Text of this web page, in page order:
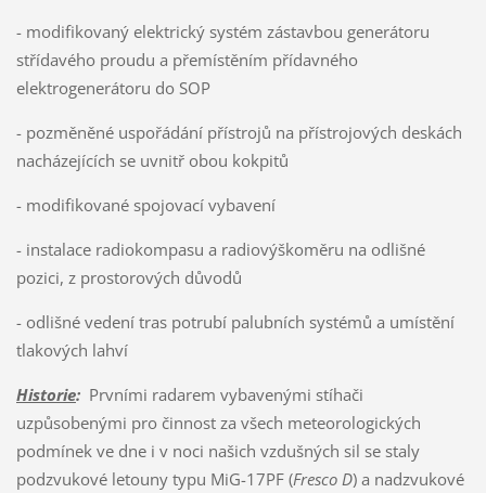
- modifikovaný elektrický systém zástavbou generátoru
střídavého proudu a přemístěním přídavného
elektrogenerátoru do SOP
- pozměněné uspořádání přístrojů na přístrojových deskách
nacházejících se uvnitř obou kokpitů
- modifikované spojovací vybavení
- instalace radiokompasu a radiovýškoměru na odlišné
pozici, z prostorových důvodů
- odlišné vedení tras potrubí palubních systémů a umístění
tlakových lahví
Historie:Prvními radarem vybavenými stíhači
uzpůsobenými pro činnost za všech meteorologických
podmínek ve dne i v noci našich vzdušných sil se staly
podzvukové letouny typu MiG-17PF (Fresco D) a nadzvukové